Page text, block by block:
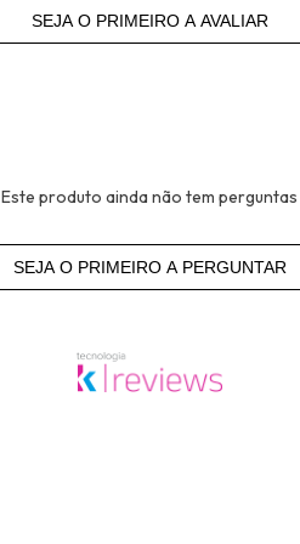
SEJA O PRIMEIRO A AVALIAR
Este produto ainda não tem perguntas
SEJA O PRIMEIRO A PERGUNTAR